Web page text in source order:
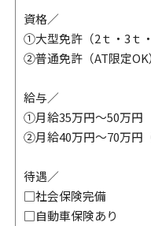
資格／
①大型免許（2ｔ・3ｔ
②普通免許（AT限定OK
給与／
①月給35万円～50万円
②月給40万円～70万円
待遇／
□社会保険完備
□自動車保険あり